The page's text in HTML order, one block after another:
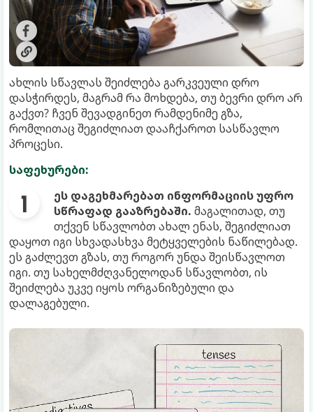
ახლის სწავლას შეიძლება გარკვეული დრო
დასჭირდეს, მაგრამ რა მოხდება, თუ ბევრი დრო არ
გაქვთ? ჩვენ შევადგინეთ რამდენიმე გზა,
რომლითაც შეგიძლიათ დააჩქაროთ სასწავლო
პროცესი.
საფეხურები:
ეს დაგეხმარებათ ინფორმაციის უფრო
სწრაფად გააზრებაში. მაგალითად, თუ
თქვენ სწავლობთ ახალ ენას, შეგიძლიათ
დაყოთ იგი სხვადასხვა მეტყველების ნაწილებად.
ეს გაძლევთ გზას, თუ როგორ უნდა შეისწავლოთ
იგი. თუ სახელმძღვანელოდან სწავლობთ, ის
შეიძლება უკვე იყოს ორგანიზებული და
დალაგებული.